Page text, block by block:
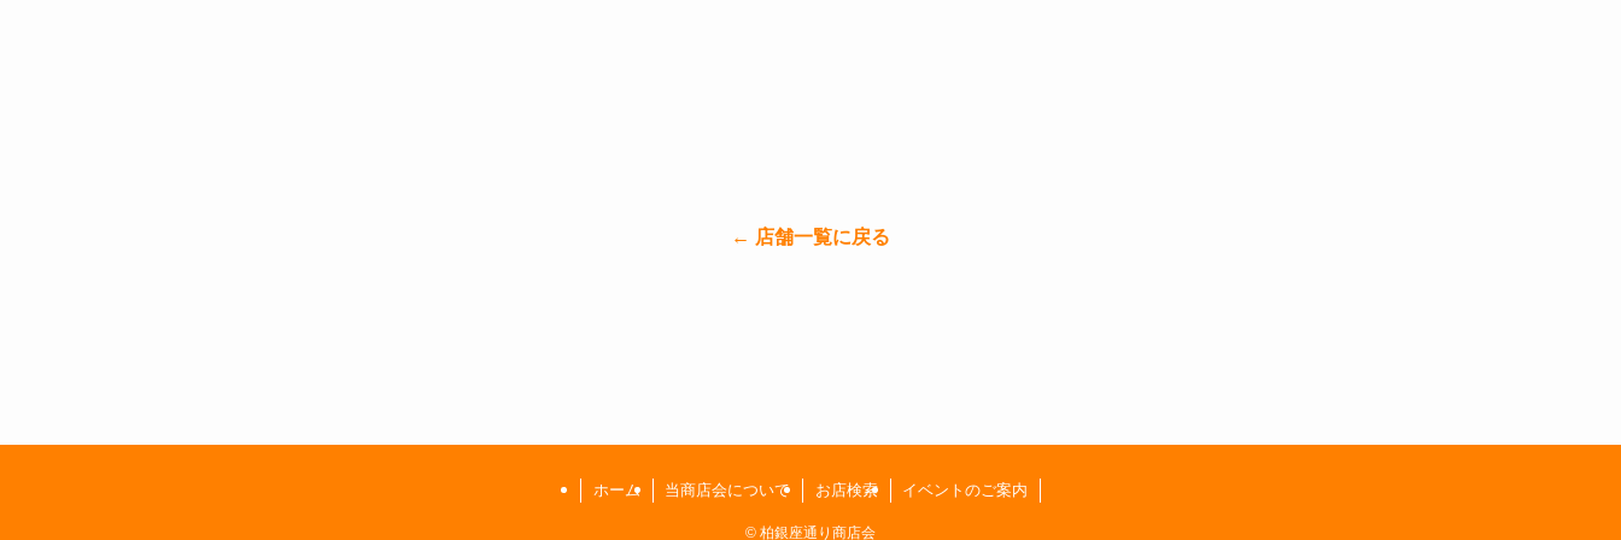
← 店舗一覧に戻る
ホーム 当商店会について お店検索 イベントのご案内
© 柏銀座通り商店会